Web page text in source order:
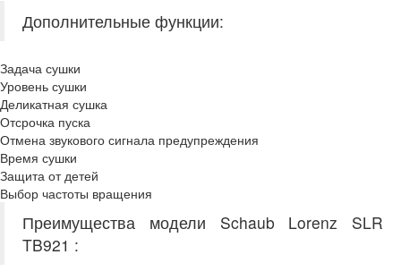
Дополнительные функции:
Задача сушки
Уровень сушки
Деликатная сушка
Отсрочка пуска
Отмена звукового сигнала предупреждения
Время сушки
Защита от детей
Выбор частоты вращения
Преимущества модели Schaub Lorenz SLR
TB921 :